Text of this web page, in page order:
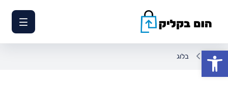
פתח סרגל נגישות
בלוג